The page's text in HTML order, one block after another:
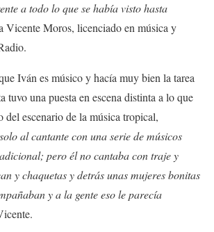
a todo lo que se había visto hasta
Vicente Moros, licenciado en música y
Iván es músico y hacía muy bien la tarea
tuvo una puesta en escena distinta a lo que
del escenario de la música tropical,
al cantante con una serie de músicos
pero él no cantaba con traje y
y chaquetas y detrás unas mujeres bonitas
y a la gente eso le parecía